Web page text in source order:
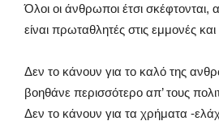
Όλοι οι άνθρωποι έτσι σκέφτονται,
είναι πρωταθλητές στις εμμονές
Δεν το κάνουν για το καλό της
βοηθάνε περισσότερο απ’ τους
Δεν το κάνουν για τα χρήματα -